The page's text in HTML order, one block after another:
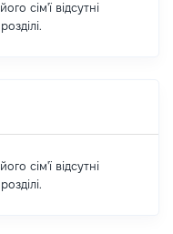
сім'ї відсутні
сім'ї відсутні